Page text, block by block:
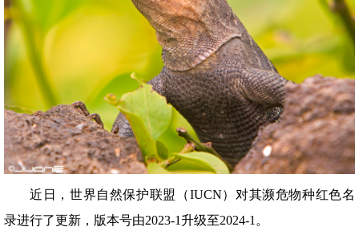
近日，世界自然保护联盟（IUCN）对其濒危物种红色名
录进行了更新，版本号由2023-1升级至2024-1。